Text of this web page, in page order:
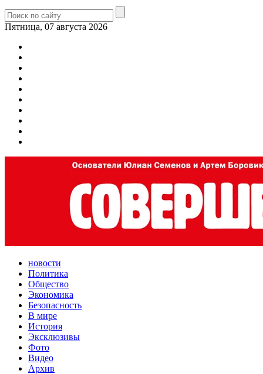
Пятница, 07 августа 2026
новости
Политика
Общество
Экономика
Безопасность
В мире
История
Эксклюзивы
Фото
Видео
Архив